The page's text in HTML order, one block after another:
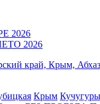
2026
2026
край, Крым,
Крым Кучугуры